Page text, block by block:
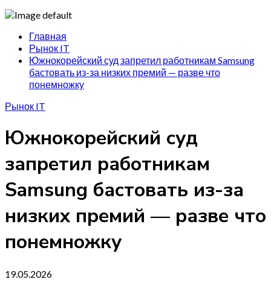
Главная
Рынок IT
Южнокорейский суд запретил работникам Samsung
бастовать из-за низких премий — разве что
понемножку
Рынок IT
Южнокорейский суд
запретил работникам
Samsung бастовать из-за
низких премий — разве что
понемножку
19.05.2026